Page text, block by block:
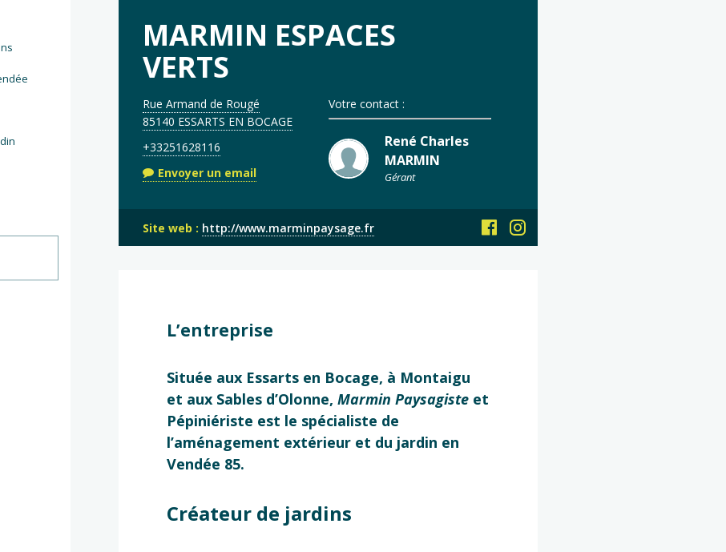
MARMIN ESPACES
VERTS
Rue Armand de Rougé
85140 ESSARTS EN BOCAGE
+33251628116
Envoyer un email
Votre contact :
René Charles
MARMIN
Gérant
Site web : http://www.marminpaysage.fr
L’entreprise
Située aux Essarts en Bocage, à Montaigu
et aux Sables d’Olonne,Marmin Paysagiste et
Pépiniériste est le spécialiste de
l’aménagement extérieur et du jardin en
Vendée 85.
Créateur de jardins